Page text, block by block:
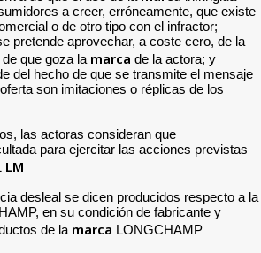
puede inducir a los
algún tipo de acuerdo
también deriva de que se
notoriedad y reputación
finalmente, se desprende
de que los bolsos de la
Por los motivos indicados,
CASSEGRAIN está
Los actos de competencia
codemandada
distribuidora de los